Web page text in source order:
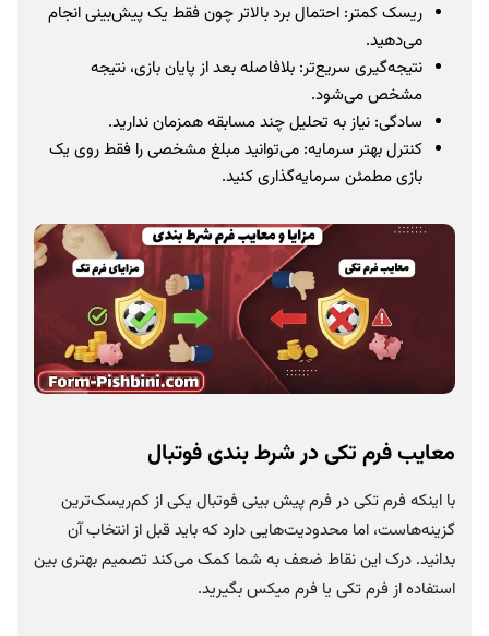
ریسک کمتر: احتمال برد بالاتر چون فقط یک پیش‌بینی انجام
می‌دهید.
نتیجه‌گیری سریع‌تر: بلافاصله بعد از پایان بازی، نتیجه
مشخص می‌شود.
سادگی: نیاز به تحلیل چند مسابقه همزمان ندارید.
کنترل بهتر سرمایه: می‌توانید مبلغ مشخصی را فقط روی یک
بازی مطمئن سرمایه‌گذاری کنید.
معایب فرم تکی در شرط بندی فوتبال
با اینکه فرم تکی در فرم پیش بینی فوتبال یکی از کم‌ریسک‌ترین
گزینه‌هاست، اما محدودیت‌هایی دارد که باید قبل از انتخاب آن
بدانید. درک این نقاط ضعف به شما کمک می‌کند تصمیم بهتری بین
استفاده از فرم تکی یا فرم میکس بگیرید.